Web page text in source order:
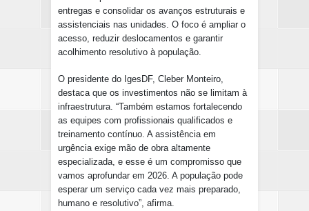
entregas e consolidar os avanços estruturais e
assistenciais nas unidades. O foco é ampliar o
acesso, reduzir deslocamentos e garantir
acolhimento resolutivo à população.
O presidente do IgesDF, Cleber Monteiro,
destaca que os investimentos não se limitam à
infraestrutura. “Também estamos fortalecendo
as equipes com profissionais qualificados e
treinamento contínuo. A assistência em
urgência exige mão de obra altamente
especializada, e esse é um compromisso que
vamos aprofundar em 2026. A população pode
esperar um serviço cada vez mais preparado,
humano e resolutivo”, afirma.